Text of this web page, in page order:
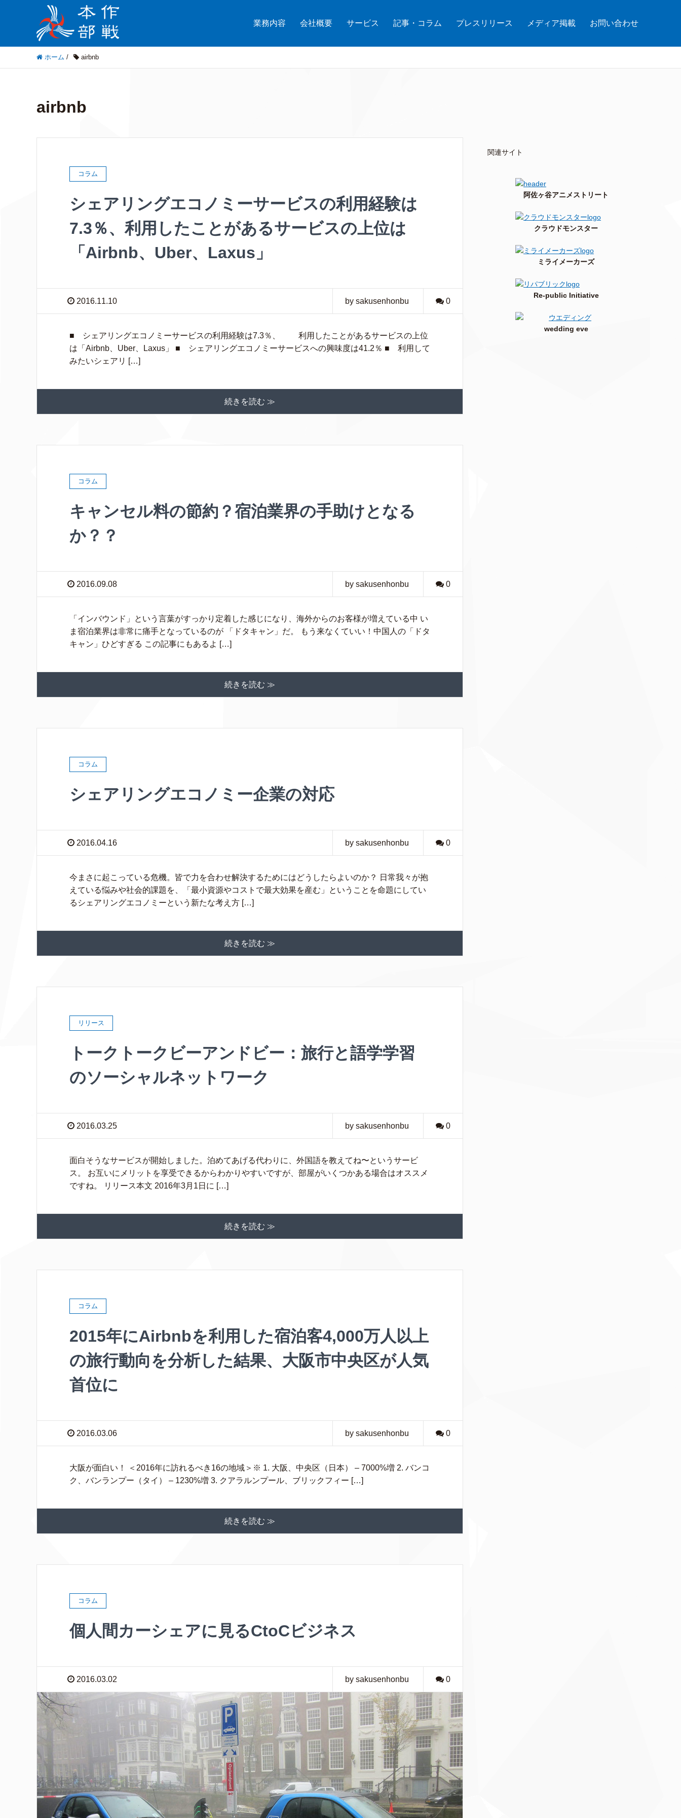
業務内容 会社概要 サービス 記事・コラム プレスリリース メディア掲載 お問い合わせ
ホーム / airbnb
airbnb
コラム
シェアリングエコノミーサービスの利用経験は
7.3％、利用したことがあるサービスの上位は
「Airbnb、Uber、Laxus」
2016.11.10 by sakusenhonbu 0
■ シェアリングエコノミーサービスの利用経験は7.3％、 利用したことがあるサービスの上位
は「Airbnb、Uber、Laxus」 ■ シェアリングエコノミーサービスへの興味度は41.2％ ■ 利用して
みたいシェアリ […]
続きを読む ≫
コラム
キャンセル料の節約？宿泊業界の手助けとなる
か？？
2016.09.08 by sakusenhonbu 0
「インバウンド」という言葉がすっかり定着した感じになり、海外からのお客様が増えている中 い
ま宿泊業界は非常に痛手となっているのが 「ドタキャン」だ。 もう来なくていい！中国人の「ドタ
キャン」ひどすぎる この記事にもあるよ […]
続きを読む ≫
コラム
シェアリングエコノミー企業の対応
2016.04.16 by sakusenhonbu 0
今まさに起こっている危機。皆で力を合わせ解決するためにはどうしたらよいのか？ 日常我々が抱
えている悩みや社会的課題を、「最小資源やコストで最大効果を産む」ということを命題にしてい
るシェアリングエコノミーという新たな考え方 […]
続きを読む ≫
リリース
トークトークビーアンドビー：旅行と語学学習
のソーシャルネットワーク
2016.03.25 by sakusenhonbu 0
面白そうなサービスが開始しました。泊めてあげる代わりに、外国語を教えてね〜というサービ
ス。 お互いにメリットを享受できるからわかりやすいですが、部屋がいくつかある場合はオススメ
ですね。 リリース本文 2016年3月1日に […]
続きを読む ≫
コラム
2015年にAirbnbを利用した宿泊客4,000万人以上
の旅行動向を分析した結果、大阪市中央区が人気
首位に
2016.03.06 by sakusenhonbu 0
大阪が面白い！ ＜2016年に訪れるべき16の地域＞※ 1. 大阪、中央区（日本） – 7000%増 2. バンコ
ク、バンランプー（タイ） – 1230%増 3. クアラルンプール、ブリックフィー […]
続きを読む ≫
コラム
個人間カーシェアに見るCtoCビジネス
2016.03.02 by sakusenhonbu 0
関連サイト
阿佐ヶ谷アニメストリート
クラウドモンスター
ミライメーカーズ
Re-public Initiative
wedding eve